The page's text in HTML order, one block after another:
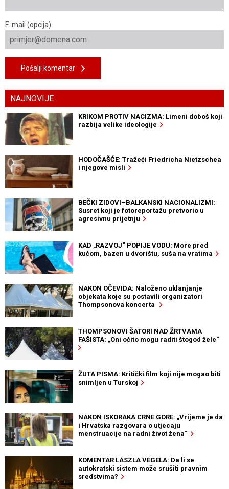
E-mail (opcija)
Pošalji komentar
NAJNOVIJE
KRIKOM PROTIV NACIZMA: Limeni doboš koji
razbija velike ideologije
HODOČAŠĆE: Tražeći Friedricha Nietzschea
i njegove misli
BEČKI ZIDOVI–BALKANSKI NACIONALIZMI:
Susret koji je fotoreportažu pretvorio u
agresivnu prijetnju
KAD „RAZVOJ“ POPIJE VODU: More pred
kućom, bazen u dvorištu, suša na vratima
NAKON OČEVIDA: Naloženo uklanjanje
objekata koje su postavili organizatori
Thompsonova koncerta
THOMPSONOVI ŠATORI NAD ŽRTVAMA
FAŠISTA: „Oni očito mogu raditi štogod žele“
ŽUTA PISMA: Kritički film koji nije mogao biti
snimljen u Turskoj
NAKON ISKORAKA CRNE GORE: „Vrijeme je da
i Hrvatska razgovara o utjecaju
menstruacije na radni život žena“
KOMENTAR LÁSZLA VÉGELA: Da li se
autokratski sistem može srušiti pravnim
sredstvima?